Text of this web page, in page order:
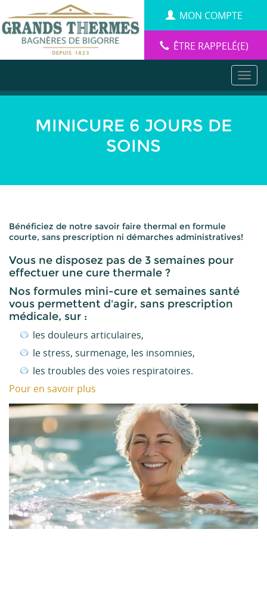
au
contenu
principal
MON COMPTE
ÊTRE RAPPELÉ(E)
MINICURE 6 JOURS DE
SOINS
Bénéficiez de notre savoir faire thermal en formule
courte, sans prescription ni démarches administratives!
Vous ne disposez pas de 3 semaines pour
effectuer une cure thermale ?
Nos formules mini-cure et semaines santé
vous permettent d'agir, sans prescription
médicale, sur :
les douleurs articulaires,
le stress, surmenage, les insomnies,
les troubles des voies respiratoires.
Pour en savoir plus
Panneau de gestion des cookies